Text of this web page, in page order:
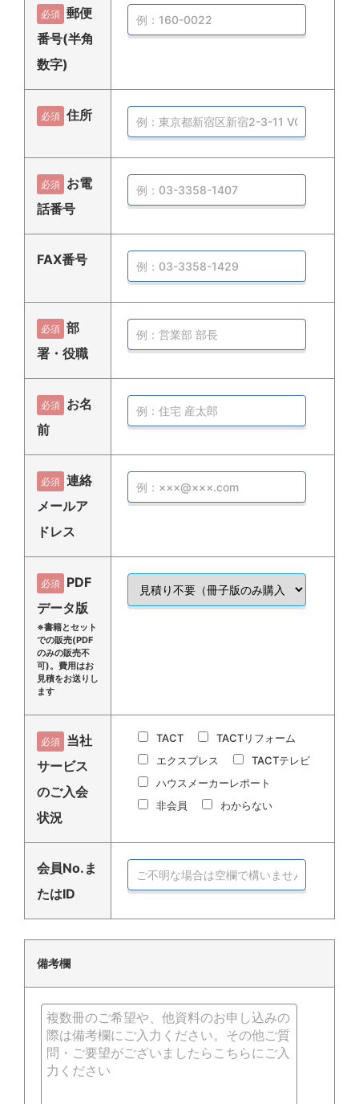
必須 郵便
番号(半角
数字)
必須 住所
必須 お電
話番号
FAX番号
必須 部
署・役職
必須 お名
前
必須 連絡
メールア
ドレス
必須 PDF
データ版
※書籍とセット
での販売(PDF
のみの販売不
可)。費用はお
見積をお送りし
ます
必須 当社
サービス
のご入会
状況
TACT
TACTリフォーム
エクスプレス
TACTテレビ
ハウスメーカーレポート
非会員
わからない
会員No.ま
たはID
備考欄